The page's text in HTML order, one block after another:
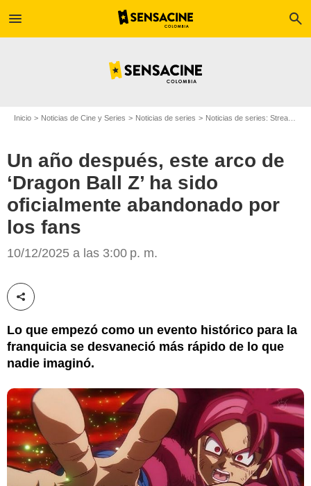
menu search
Inicio Noticias de Cine y Series Noticias de series Noticias de series: Streaming
Un año después, este arco de
‘Dragon Ball Z’ ha sido
oficialmente abandonado por
los fans
10/12/2025 a las 3:00 p. m.
Compartir esta noticia
Lo que empezó como un evento histórico para la
franquicia se desvaneció más rápido de lo que
nadie imaginó.